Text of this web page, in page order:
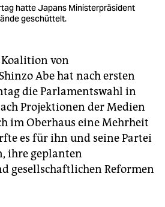
hatte Japans Ministerpräsident
geschüttelt.
Koalition von
Abe hat nach ersten
die Parlamentswahl in
Projektionen der Medien
im Oberhaus eine Mehrheit
es für ihn und seine Partei
ihre geplanten
gesellschaftlichen Reformen